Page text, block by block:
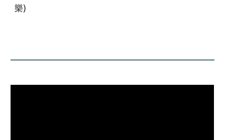
樂)